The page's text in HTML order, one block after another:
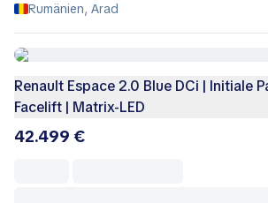
Rumänien, Arad
Renault Espace 2.0 Blue DCi | Initiale
Facelift | Matrix-LED
42.499 €